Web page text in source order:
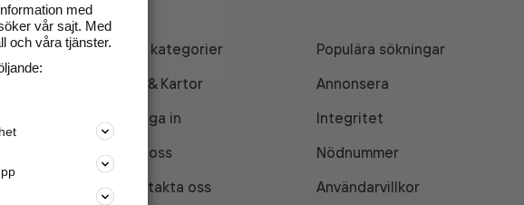
på
dig.
Alla kategorier
Populära sökningar
API & Kartor
Annonsera
Logga in
Integritet
Om oss
Nödnummer
Kontakta oss
Användarvillkor
med
vår sajt. Med
och våra tjänster.